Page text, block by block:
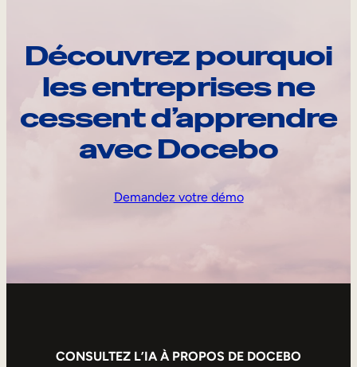
Découvrez pourquoi
les entreprises ne
cessent d’apprendre
avec Docebo
Demandez votre démo
CONSULTEZ L’IA À PROPOS DE DOCEBO